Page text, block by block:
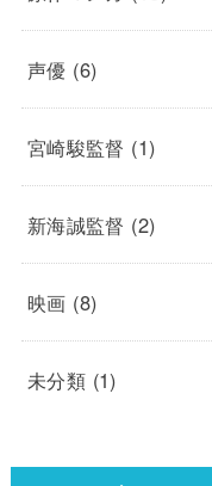
声優 (6)
宮崎駿監督 (1)
新海誠監督 (2)
映画 (8)
未分類 (1)